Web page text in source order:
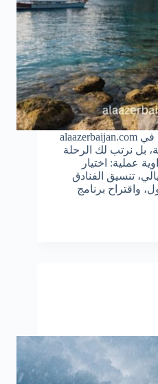
تخطيط احترافي بدل الحيرة: في alaazerbaijan.com
بل نرتب لك الرحلة
عملية: اختيار
تنسيق الفنادق
واقتراح برنامج